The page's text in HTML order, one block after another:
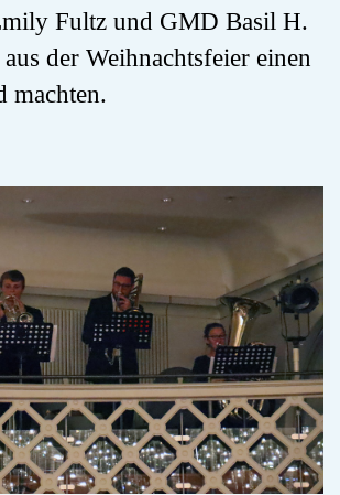
Fultz und GMD Basil H.
der Weihnachtsfeier einen
machten.